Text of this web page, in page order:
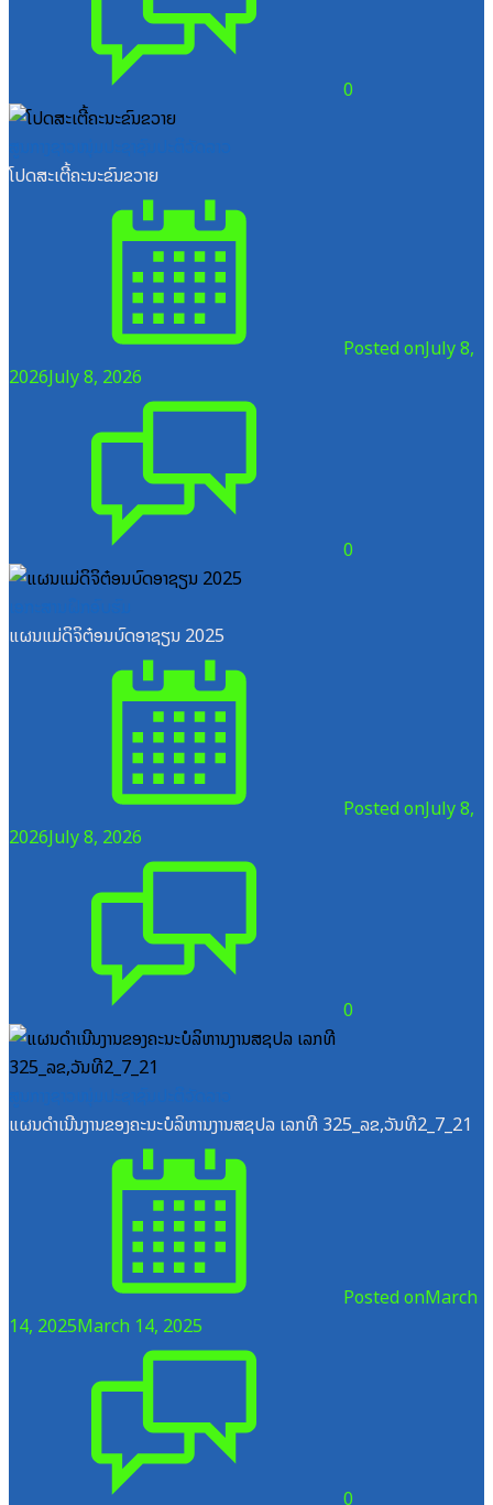
0
ໂປດສະເຕີ້ຄະນະຂົນຂວາຍ
Posted onJuly 8,
2026July 8, 2026
0
ແຜນແມ່ດິຈິຕ໋ອນບົດອາຊຽນ 2025
Posted onJuly 8,
2026July 8, 2026
0
ແຜນດຳເນີນງານຂອງຄະນະບໍລິຫານງານສຊປລ ເລກທີ 325_ລຂ,ວັນທີ2_7_21
Posted onMarch
14, 2025March 14, 2025
0